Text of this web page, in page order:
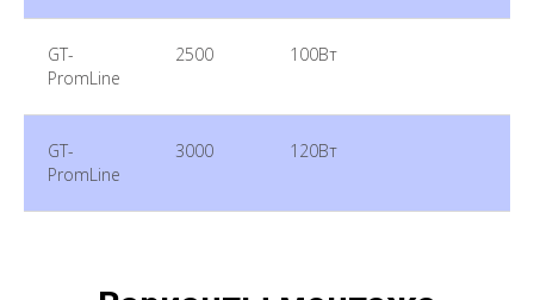
GT-
PromLine
2500 100Вт
GT-
PromLine
3000 120Вт